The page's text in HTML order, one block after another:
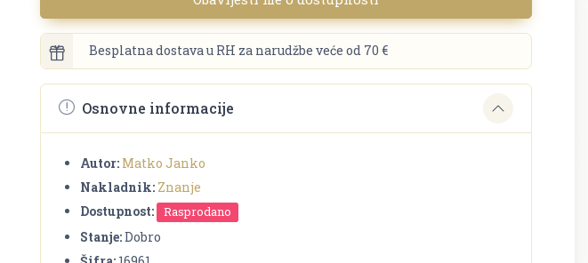
Besplatna dostava u RH za narudžbe veće od 70 €
Osnovne informacije
Autor: Matko Janko
Nakladnik: Znanje
Dostupnost:
Rasprodano
Stanje:Dobro